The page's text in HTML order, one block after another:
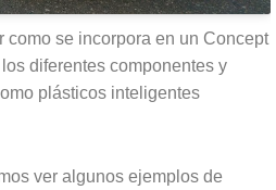
como se incorpora en un Concept
diferentes componentes y
plásticos inteligentes
ver algunos ejemplos de